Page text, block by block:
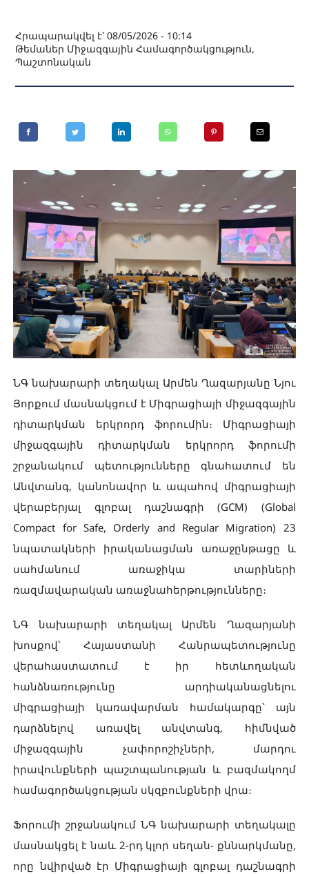
Հրապարակվել է՝ 08/05/2026 - 10:14
Թեմաներ Միջազգային Համագործակցություն,
Պաշտոնական
ՆԳ նախարարի տեղակալ Արմեն Ղազարյանը Նյու
Յորքում մասնակցում է Միգրացիայի միջազգային
դիտարկման երկրորդ ֆորումին։ Միգրացիայի
միջազգային դիտարկման երկրորդ ֆորումի
շրջանակում պետությունները գնահատում են
Անվտանգ, կանոնավոր և ապահով միգրացիայի
վերաբերյալ գլոբալ դաշնագրի (GCM) (Global
Compact for Safe, Orderly and Regular Migration) 23
նպատակների իրականացման առաջընթացը և
սահմանում առաջիկա տարիների
ռազմավարական առաջնահերթությունները։
ՆԳ նախարարի տեղակալ Արմեն Ղազարյանի
խոսքով՝ Հայաստանի Հանրապետությունը
վերահաստատում է իր հետևողական
հանձնառությունը արդիականացնելու
միգրացիայի կառավարման համակարգը՝ այն
դարձնելով առավել անվտանգ, հիմնված
միջազգային չափորոշիչների, մարդու
իրավունքների պաշտպանության և բազմակողմ
համագործակցության սկզբունքների վրա։
Ֆորումի շրջանակում ՆԳ նախարարի տեղակալը
մասնակցել է նաև 2-րդ կլոր սեղան- քննարկմանը,
որը նվիրված էր Միգրացիայի գլոբալ դաշնագրի